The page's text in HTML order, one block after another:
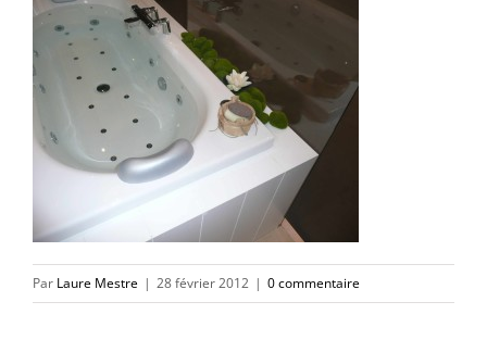
Par Laure Mestre | 28 février 2012 | 0 commentaire